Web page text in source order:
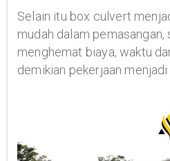
Selain itu box culvert
mudah dalam pemasangan,
menghemat biaya, waktu
demikian pekerjaan